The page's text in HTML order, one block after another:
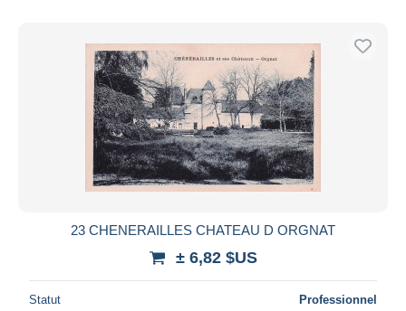
23 CHENERAILLES CHATEAU D ORGNAT
± 6,82 $US
Statut Professionnel